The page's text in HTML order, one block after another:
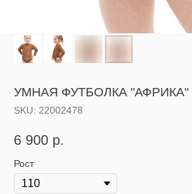
УМНАЯ ФУТБОЛКА "АФРИКА"
SKU: 22002478
6 900 р.
Рост